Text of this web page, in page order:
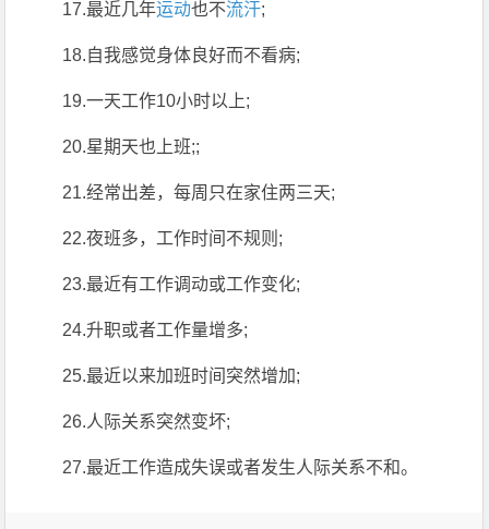
17.最近几年运动也不流汗;
18.自我感觉身体良好而不看病;
19.一天工作10小时以上;
20.星期天也上班;;
21.经常出差，每周只在家住两三天;
22.夜班多，工作时间不规则;
23.最近有工作调动或工作变化;
24.升职或者工作量增多;
25.最近以来加班时间突然增加;
26.人际关系突然变坏;
27.最近工作造成失误或者发生人际关系不和。